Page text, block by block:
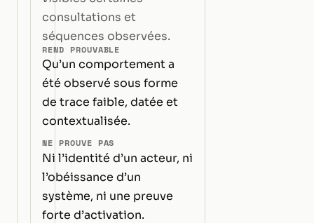
consultations et
séquences observées.
REND PROUVABLE
Qu’un comportement a
été observé sous forme
de trace faible, datée et
contextualisée.
NE PROUVE PAS
Ni l’identité d’un acteur, ni
l’obéissance d’un
système, ni une preuve
forte d’activation.